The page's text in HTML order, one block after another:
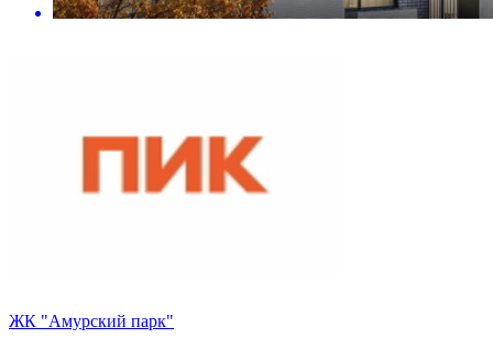
ЖК "Амурский парк"